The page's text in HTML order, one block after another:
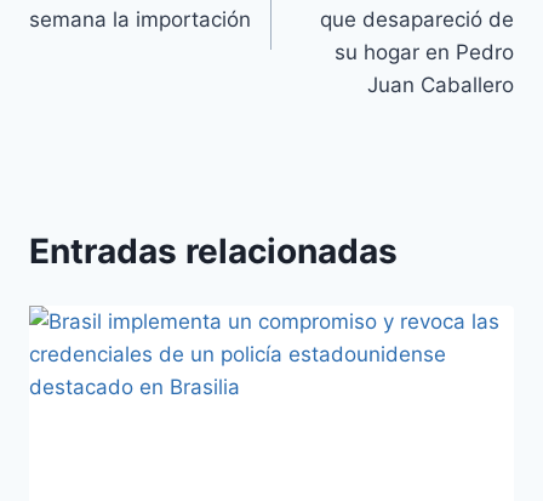
semana la importación
que desapareció de
su hogar en Pedro
Juan Caballero
Entradas relacionadas